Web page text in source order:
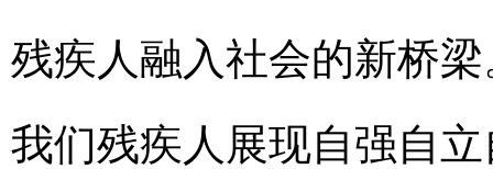
残疾人融入社会的新桥
我们残疾人展现自强自